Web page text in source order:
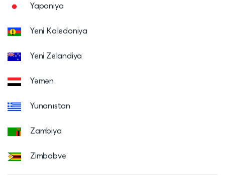
Yaponiya
Yeni Kaledoniya
Yeni Zelandiya
Yəmən
Yunanıstan
Zambiya
Zimbabve